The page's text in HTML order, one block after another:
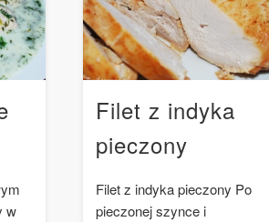
w
Filet z indyka
pieczony
Filet z indyka pieczony Po
pieczonej szynce i